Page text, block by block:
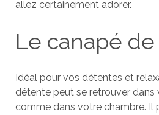
allez certainement adorer.
Le canapé
Idéal pour vos détentes et
détente peut se retrouver
comme dans votre chambre. Il